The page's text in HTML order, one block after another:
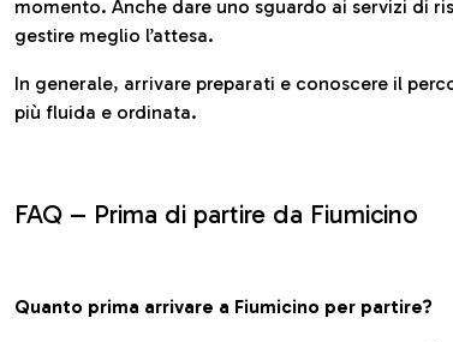
momento. Anche dare uno sguardo ai servizi di
gestire meglio l’attesa.
In generale, arrivare preparati e conoscere il
più fluida e ordinata.
FAQ – Prima di partire da Fiumicino
Quanto prima arrivare a Fiumicino per partire?